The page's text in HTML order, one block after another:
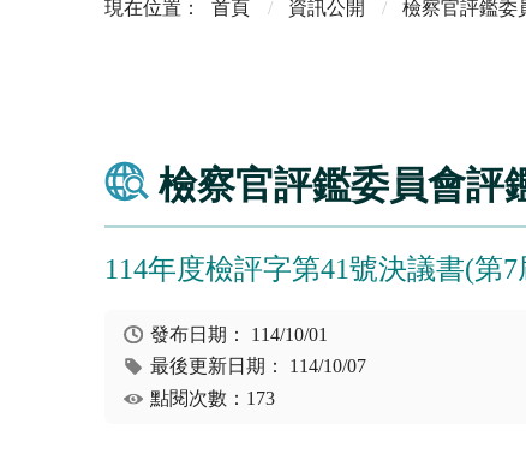
首頁
資訊公開 檢察官評鑑委
檢察官評鑑委員會評
114年度檢評字第41號決議書(第7
發布日期： 114/10/01
最後更新日期： 114/10/07
點閱次數：173